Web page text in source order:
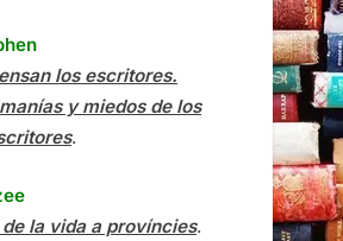
los escritores.
y miedos de los
.
de la vida a províncies.